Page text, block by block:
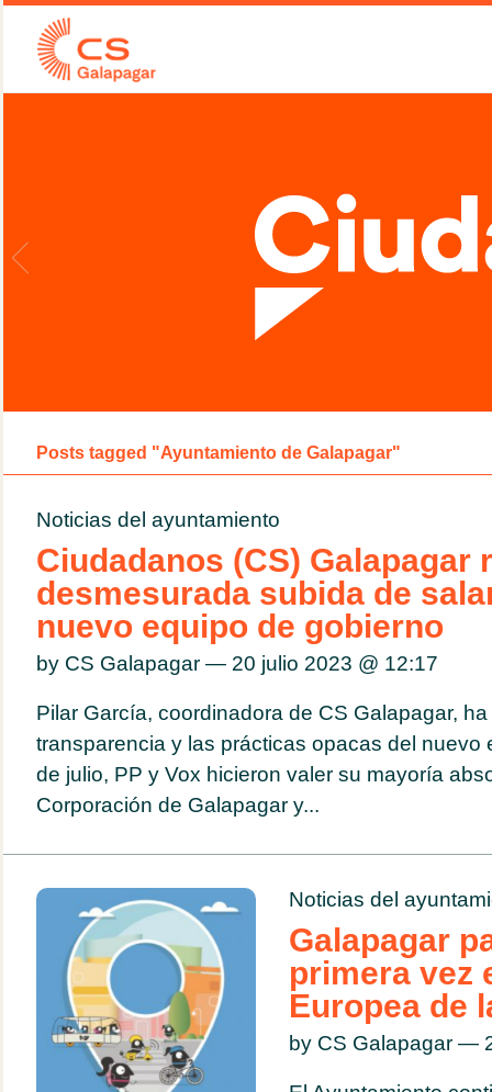
Posts tagged "Ayuntamiento de Galapagar"
Noticias del ayuntamiento
Ciudadanos (CS) Galapagar
desmesurada subida de
nuevo equipo de gobierno
by CS Galapagar — 20 julio 2023 @ 12:17
Pilar García, coordinadora de CS Galapagar,
transparencia y las prácticas opacas del nuevo
de julio, PP y Vox hicieron valer su mayoría
Corporación de Galapagar y...
Noticias del
Galapagar
primera vez
Europea de
by CS Galapagar —